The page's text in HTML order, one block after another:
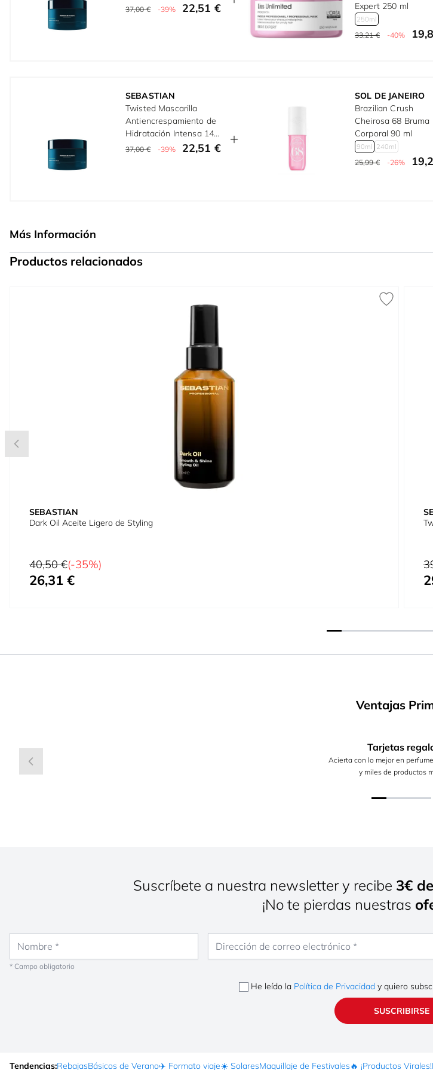
ml
37,00 € -39% 22,51 €
Expert 250 ml
250ml
33,21 € -40%
SEBASTIAN
Twisted Mascarilla
Antiencrespamiento de
Hidratación Intensa 145
ml
37,00 € -39% 22,51 €
SOL DE JANEIRO
Brazilian Crush
Cheirosa 68 Bruma
Corporal 90 ml
90ml 240ml
25,99 € -26%
Más Información
Productos relacionados
SEBASTIAN
Dark Oil Aceite Ligero de Styling
Precio habitual
40,50 €(-35%)
Precio especial
26,31 €
Ventajas
Tarjetas
Acierta con lo mejor en
y miles de productos
Suscríbete a nuestra newsletter y recibe 3€
¡No te pierdas nuestras
* Campo obligatorio
He leído la Política de Privacidad y quiero
SUSCRIBIRSE
Tendencias:RebajasBásicos de Verano✈️ Formato viaje☀️ SolaresMaquillaje de Festivales🔥 ¡Productos Virales!